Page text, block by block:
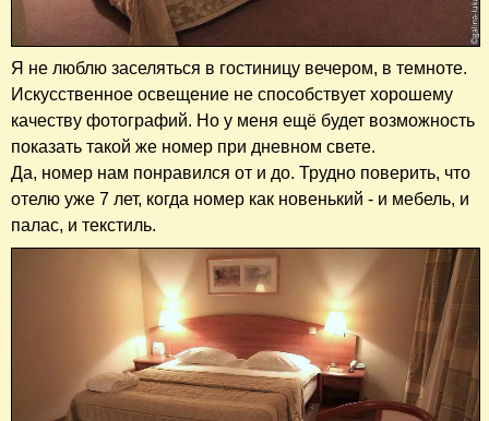
Я не люблю заселяться в гостиницу вечером, в темноте.
Искусственное освещение не способствует хорошему
качеству фотографий. Но у меня ещё будет возможность
показать такой же номер при дневном свете.
Да, номер нам понравился от и до. Трудно поверить, что
отелю уже 7 лет, когда номер как новенький - и мебель, и
палас, и текстиль.